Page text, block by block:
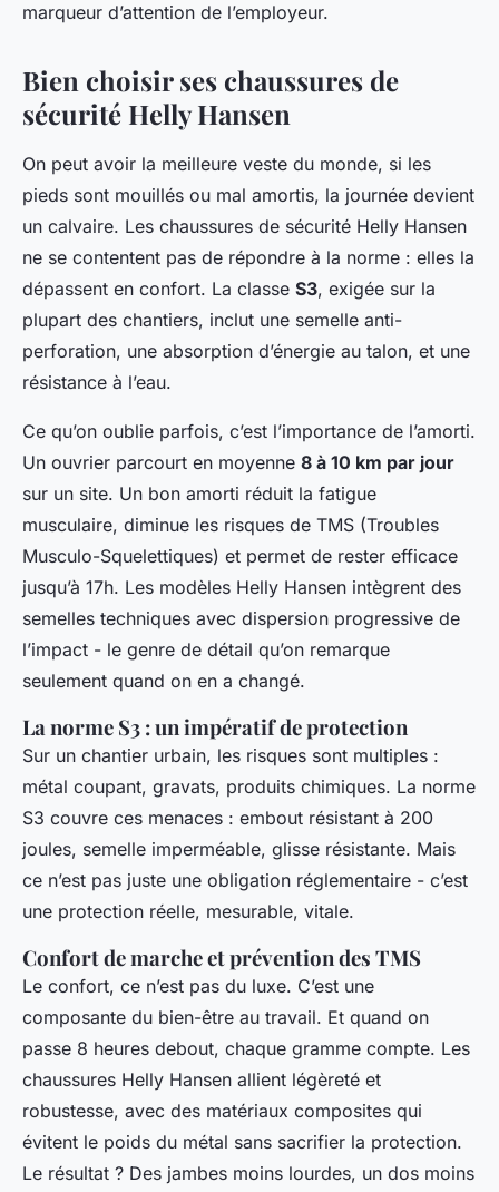
marqueur d’attention de l’employeur.
Bien choisir ses chaussures de
sécurité Helly Hansen
On peut avoir la meilleure veste du monde, si les
pieds sont mouillés ou mal amortis, la journée devient
un calvaire. Les chaussures de sécurité Helly Hansen
ne se contentent pas de répondre à la norme : elles la
dépassent en confort. La classe S3, exigée sur la
plupart des chantiers, inclut une semelle anti-
perforation, une absorption d’énergie au talon, et une
résistance à l’eau.
Ce qu’on oublie parfois, c’est l’importance de l’amorti.
Un ouvrier parcourt en moyenne 8 à 10 km par jour
sur un site. Un bon amorti réduit la fatigue
musculaire, diminue les risques de TMS (Troubles
Musculo-Squelettiques) et permet de rester efficace
jusqu’à 17h. Les modèles Helly Hansen intègrent des
semelles techniques avec dispersion progressive de
l’impact - le genre de détail qu’on remarque
seulement quand on en a changé.
La norme S3 : un impératif de protection
Sur un chantier urbain, les risques sont multiples :
métal coupant, gravats, produits chimiques. La norme
S3 couvre ces menaces : embout résistant à 200
joules, semelle imperméable, glisse résistante. Mais
ce n’est pas juste une obligation réglementaire - c’est
une protection réelle, mesurable, vitale.
Confort de marche et prévention des TMS
Le confort, ce n’est pas du luxe. C’est une
composante du bien-être au travail. Et quand on
passe 8 heures debout, chaque gramme compte. Les
chaussures Helly Hansen allient légèreté et
robustesse, avec des matériaux composites qui
évitent le poids du métal sans sacrifier la protection.
Le résultat ? Des jambes moins lourdes, un dos moins